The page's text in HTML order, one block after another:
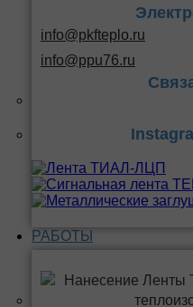
info@pkfteplo.ru
info@ppu76.ru
РАБОТЫ